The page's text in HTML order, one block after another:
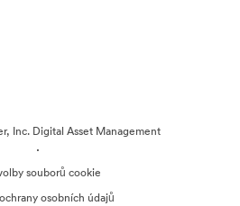
Inc. Digital Asset Management
·
souborů cookie
osobních údajů